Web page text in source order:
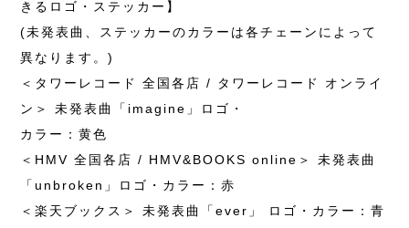
きるロゴ・ステッカー】
(未発表曲、ステッカーのカラーは各チェーンによって
異なります。)
＜タワーレコード 全国各店 / タワーレコード オンライ
ン＞ 未発表曲「imagine」ロゴ・
カラー：黄色
＜HMV 全国各店 / HMV&BOOKS online＞ 未発表曲
「unbroken」ロゴ・カラー：赤
＜楽天ブックス＞ 未発表曲「ever」 ロゴ・カラー：青